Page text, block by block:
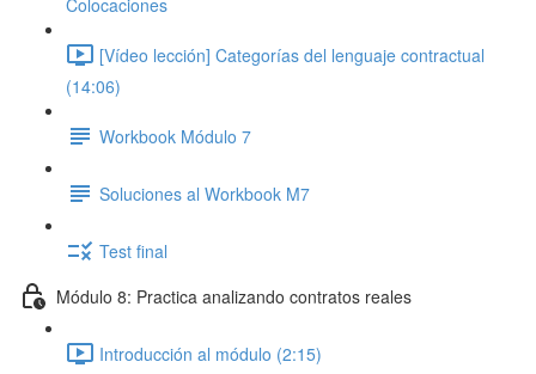
Colocaciones
[Vídeo lección] Categorías del lenguaje contractual
(14:06)
Workbook Módulo 7
Soluciones al Workbook M7
Test final
Módulo 8: Practica analizando contratos reales
Introducción al módulo (2:15)